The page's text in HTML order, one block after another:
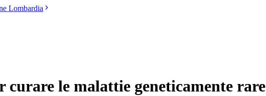
Lombardia
le malattie geneticamente rare